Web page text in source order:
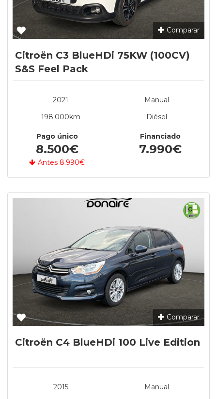
Comparar
Citroën C3 BlueHDi 75KW (100CV)
S&S Feel Pack
2021
198.000km
Manual
Diésel
Pago único
8.500€
Antes 8.990€
Financiado
7.990€
Comparar
Citroën C4 BlueHDi 100 Live Edition
2015 Manual